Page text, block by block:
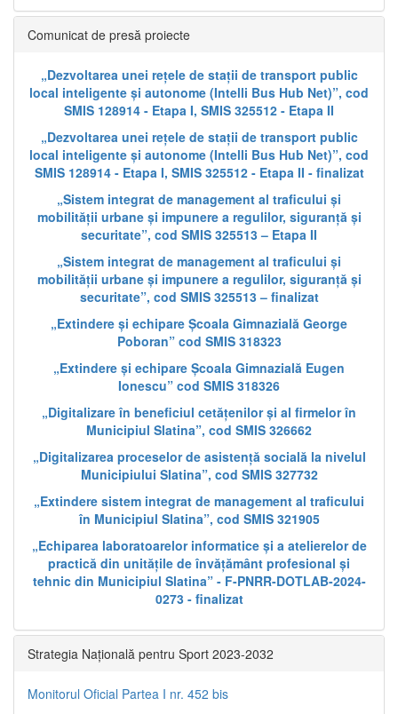
Comunicat de presă proiecte
„Dezvoltarea unei rețele de stații de transport public
local inteligente și autonome (Intelli Bus Hub Net)”, cod
SMIS 128914 - Etapa I, SMIS 325512 - Etapa II
„Dezvoltarea unei rețele de stații de transport public
local inteligente și autonome (Intelli Bus Hub Net)”, cod
SMIS 128914 - Etapa I, SMIS 325512 - Etapa II - finalizat
„Sistem integrat de management al traficului și
mobilității urbane și impunere a regulilor, siguranță și
securitate”, cod SMIS 325513 – Etapa II
„Sistem integrat de management al traficului și
mobilității urbane și impunere a regulilor, siguranță și
securitate”, cod SMIS 325513 – finalizat
„Extindere și echipare Școala Gimnazială George
Poboran” cod SMIS 318323
„Extindere și echipare Școala Gimnazială Eugen
Ionescu” cod SMIS 318326
„Digitalizare în beneficiul cetățenilor și al firmelor în
Municipiul Slatina”, cod SMIS 326662
„Digitalizarea proceselor de asistență socială la nivelul
Municipiului Slatina”, cod SMIS 327732
„Extindere sistem integrat de management al traficului
în Municipiul Slatina”, cod SMIS 321905
„Echiparea laboratoarelor informatice și a atelierelor de
practică din unitățile de învățământ profesional și
tehnic din Municipiul Slatina” - F-PNRR-DOTLAB-2024-
0273 - finalizat
Strategia Națională pentru Sport 2023-2032
Monitorul Oficial Partea I nr. 452 bis